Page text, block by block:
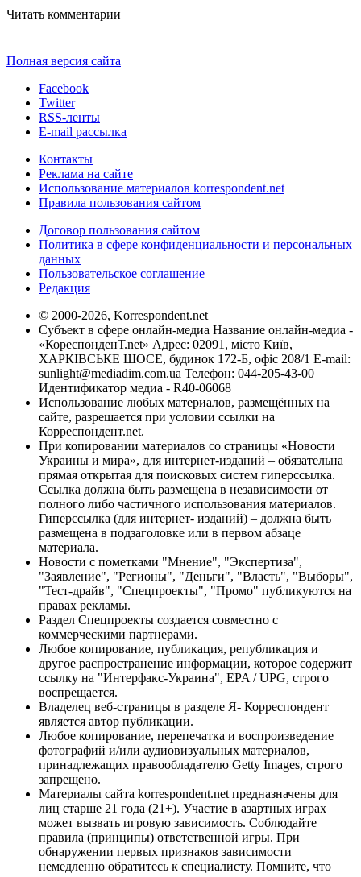
Читать комментарии
Полная версия сайта
Facebook
Twitter
RSS-ленты
E-mail рассылка
Контакты
Реклама на сайте
Использование материалов korrespondent.net
Правила пользования сайтом
Договор пользования сайтом
Политика в сфере конфиденциальности и персональных
данных
Пользовательское соглашение
Редакция
© 2000-2026, Korrespondent.net
Субъект в сфере онлайн-медиа Название онлайн-медиа -
«КореспонденТ.net» Адрес: 02091, місто Київ,
ХАРКІВСЬКЕ ШОСЕ, будинок 172-Б, офіс 208/1 E-mail:
sunlight@mediadim.com.ua Телефон: 044-205-43-00
Идентификатор медиа - R40-06068
Использование любых материалов, размещённых на
сайте, разрешается при условии ссылки на
Корреспондент.net.
При копировании материалов со страницы «Новости
Украины и мира», для интернет-изданий – обязательна
прямая открытая для поисковых систем гиперссылка.
Ссылка должна быть размещена в независимости от
полного либо частичного использования материалов.
Гиперссылка (для интернет- изданий) – должна быть
размещена в подзаголовке или в первом абзаце
материала.
Новости с пометками "Мнение", "Экспертиза",
"Заявление", "Регионы", "Деньги", "Власть", "Выборы",
"Тест-драйв", "Спецпроекты", "Промо" публикуются на
правах рекламы.
Раздел Спецпроекты создается совместно с
коммерческими партнерами.
Любое копирование, публикация, републикация и
другое распространение информации, которое содержит
ссылку на "Интерфакс-Украина", EPA / UPG, строго
воспрещается.
Владелец веб-страницы в разделе Я- Корреспондент
является автор публикации.
Любое копирование, перепечатка и воспроизведение
фотографий и/или аудиовизуальных материалов,
принадлежащих правообладателю Getty Images, строго
запрещено.
Материалы сайта korrespondent.net предназначены для
лиц старше 21 года (21+). Участие в азартных играх
может вызвать игровую зависимость. Соблюдайте
правила (принципы) ответственной игры. При
обнаружении первых признаков зависимости
немедленно обратитесь к специалисту. Помните, что